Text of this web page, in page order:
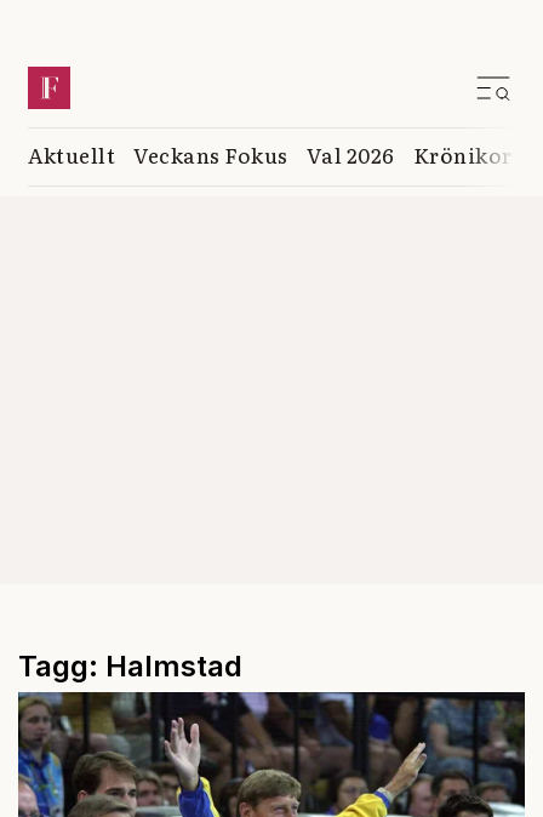
Aktuellt Veckans Fokus Val 2026 Krönikor
Tagg: Halmstad